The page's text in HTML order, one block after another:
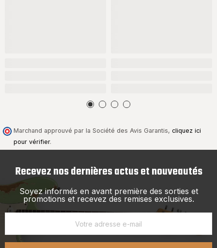
Marchand approuvé par la Société des Avis Garantis, cliquez ici
pour vérifier.
Recevez nos dernières actus et nouveautés
Soyez informés en avant première des sorties et
promotions et recevez des remises exclusives.